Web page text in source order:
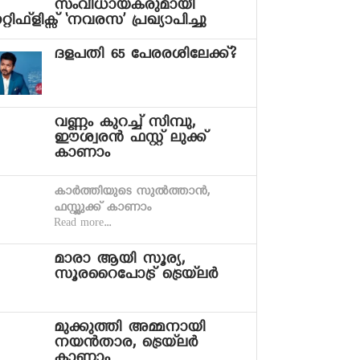
സംവിധായകരുമായി
‘നവരസ’ പ്രഖ്യാപിച്ചു
ദളപതി 65 പേരരശിലേക്ക്?
വണ്ണം കുറച്ച് സിമ്പു,
ഈശ്വരന്‍ ഫസ്റ്റ് ലുക്ക്
കാണാം
കാര്‍ത്തിയുടെ സുല്‍ത്താന്‍,
ഫസ്റ്റ്ലുക്ക് കാണാം
Read more...
മാരാ ആയി സൂര്യ,
സൂരറൈപോട്ര് ട്രെയ്‍ലര്‍
മുക്കുത്തി അമ്മനായി
നയന്‍താര, ട്രെയ്‍ലര്‍